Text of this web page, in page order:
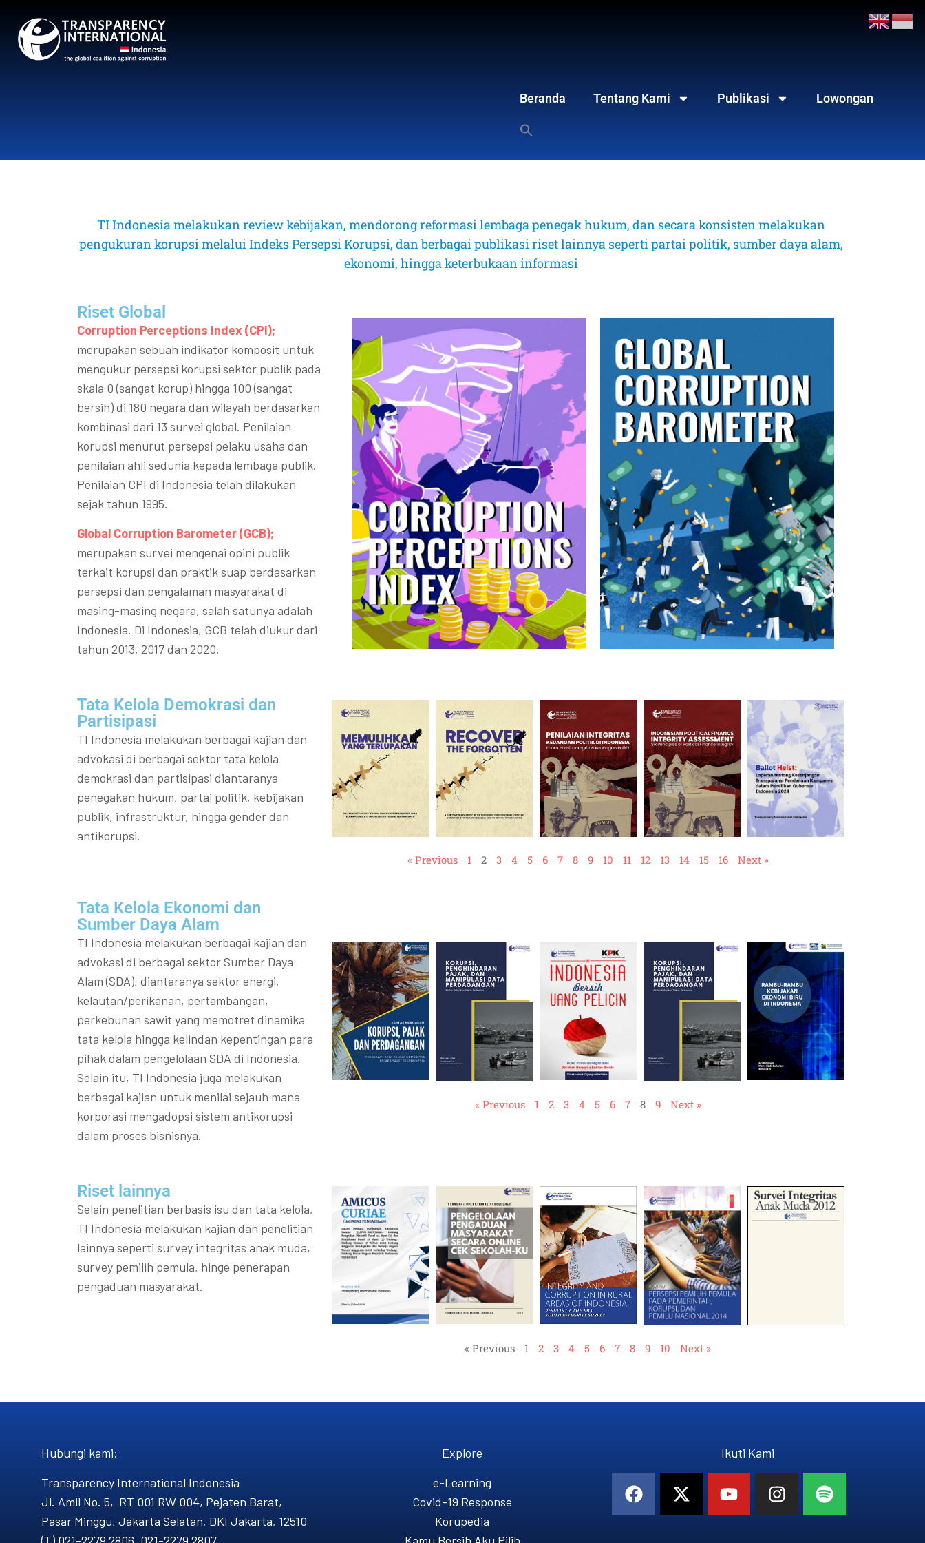
Beranda Tentang Kami Publikasi Lowongan
TI Indonesia melakukan review kebijakan, mendorong reformasi lembaga penegak hukum, dan secara konsisten melakukan
pengukuran korupsi melalui Indeks Persepsi Korupsi, dan berbagai publikasi riset lainnya seperti partai politik, sumber daya alam,
ekonomi, hingga keterbukaan informasi
Riset Global​
Corruption Perceptions Index (CPI);
merupakan sebuah indikator komposit untuk
mengukur persepsi korupsi sektor publik pada
skala 0 (sangat korup) hingga 100 (sangat
bersih) di 180 negara dan wilayah berdasarkan
kombinasi dari 13 survei global. Penilaian
korupsi menurut persepsi pelaku usaha dan
penilaian ahli sedunia kepada lembaga publik.
Penilaian CPI di Indonesia telah dilakukan
sejak tahun 1995.
Global Corruption Barometer (GCB);
merupakan survei mengenai opini publik
terkait korupsi dan praktik suap berdasarkan
persepsi dan pengalaman masyarakat di
masing-masing negara, salah satunya adalah
Indonesia. Di Indonesia, GCB telah diukur dari
tahun 2013, 2017 dan 2020.
Tata Kelola Demokrasi dan
Partisipasi​
TI Indonesia melakukan berbagai kajian dan
advokasi di berbagai sektor tata kelola
demokrasi dan partisipasi diantaranya
penegakan hukum, partai politik, kebijakan
publik, infrastruktur, hingga gender dan
antikorupsi.
« Previous 1 2 3 4 5 6 7 8 9 10 11 12 13 14 15 16 Next »
Tata Kelola Ekonomi dan
Sumber Daya Alam
TI Indonesia melakukan berbagai kajian dan
advokasi di berbagai sektor Sumber Daya
Alam (SDA), diantaranya sektor energi,
kelautan/perikanan, pertambangan,
perkebunan sawit yang memotret dinamika
tata kelola hingga kelindan kepentingan para
pihak dalam pengelolaan SDA di Indonesia.
Selain itu, TI Indonesia juga melakukan
berbagai kajian untuk menilai sejauh mana
korporasi mengadopsi sistem antikorupsi
dalam proses bisnisnya.
« Previous 1 2 3 4 5 6 7 8 9 Next »
Riset lainnya​​
Selain penelitian berbasis isu dan tata kelola,
TI Indonesia melakukan kajian dan penelitian
lainnya seperti survey integritas anak muda,
survey pemilih pemula, hinge penerapan
pengaduan masyarakat.
« Previous 1 2 3 4 5 6 7 8 9 10 Next »
Hubungi kami​:
Transparency International Indonesia
Jl. Amil No. 5, RT 001 RW 004, Pejaten Barat,
Pasar Minggu, Jakarta Selatan, DKI Jakarta, 12510
Explore
e-Learning
Covid-19 Response
Korupedia
Ikuti Kami